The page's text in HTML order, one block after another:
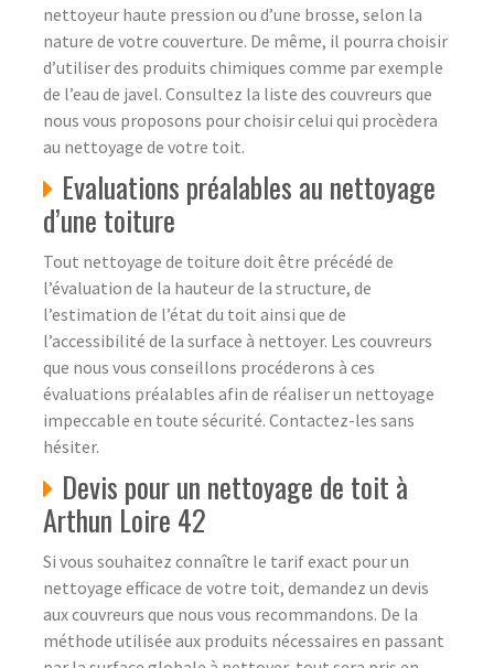
nettoyeur haute pression ou d’une brosse, selon la
nature de votre couverture. De même, il pourra choisir
d’utiliser des produits chimiques comme par exemple
de l’eau de javel. Consultez la liste des couvreurs que
nous vous proposons pour choisir celui qui procèdera
au nettoyage de votre toit.
Evaluations préalables au nettoyage
d’une toiture
Tout nettoyage de toiture doit être précédé de
l’évaluation de la hauteur de la structure, de
l’estimation de l’état du toit ainsi que de
l’accessibilité de la surface à nettoyer. Les couvreurs
que nous vous conseillons procéderons à ces
évaluations préalables afin de réaliser un nettoyage
impeccable en toute sécurité. Contactez-les sans
hésiter.
Devis pour un nettoyage de toit à
Arthun Loire 42
Si vous souhaitez connaître le tarif exact pour un
nettoyage efficace de votre toit, demandez un devis
aux couvreurs que nous vous recommandons. De la
méthode utilisée aux produits nécessaires en passant